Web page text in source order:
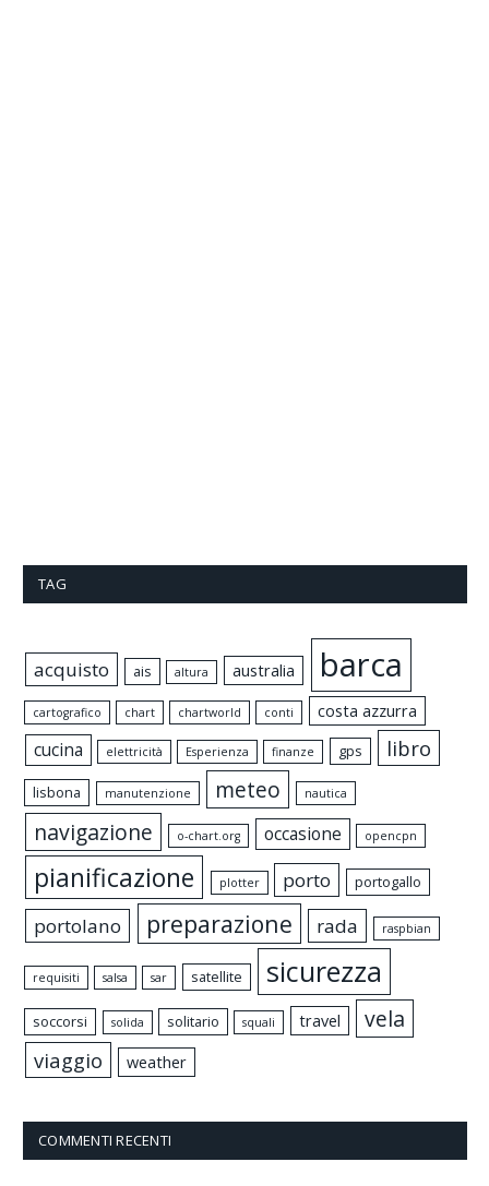
TAG
acquisto ais altura australia barca
cartografico chart chartworld conti costa azzurra
cucina elettricità Esperienza finanze gps libro
lisbona manutenzione meteo nautica
navigazione o-chart.org occasione opencpn
pianificazione plotter porto portogallo
portolano preparazione rada raspbian
requisiti salsa sar satellite sicurezza
soccorsi solida solitario squali travel vela
viaggio weather
COMMENTI RECENTI